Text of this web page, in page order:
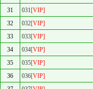
31
031[VIP]
32
032[VIP]
33
033[VIP]
34
034[VIP]
35
035[VIP]
36
036[VIP]